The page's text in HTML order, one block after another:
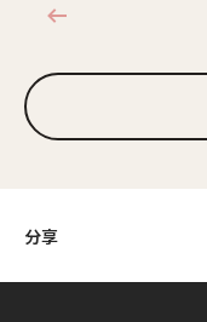
分享